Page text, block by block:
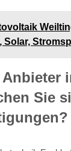
Solar,
Sie